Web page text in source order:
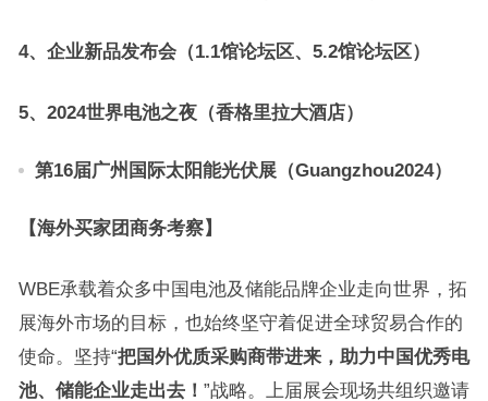
4、 企业新品发布会（1.1馆论坛区、 5.2馆论坛区）
5、 2024世界电池之夜（香格里拉大酒店）
第16届广州国际太阳能光伏展（Guangzhou2024）
【海外买家团商务考察】
WBE承载着众多中国电池及储能品牌企业走向世界，拓
展海外市场的目标，也始终坚守着促进全球贸易合作的
使命。坚持“把国外优质采购商带进来，助力中国优秀电
池、储能企业走出去！ ”战略。上届展会现场共组织邀请